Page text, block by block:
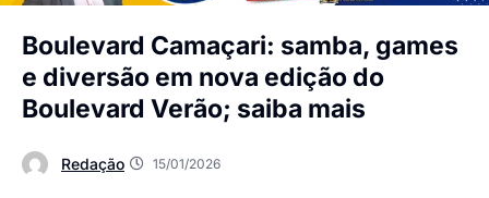
Boulevard Camaçari: samba, games
e diversão em nova edição do
Boulevard Verão; saiba mais
Redação 15/01/2026